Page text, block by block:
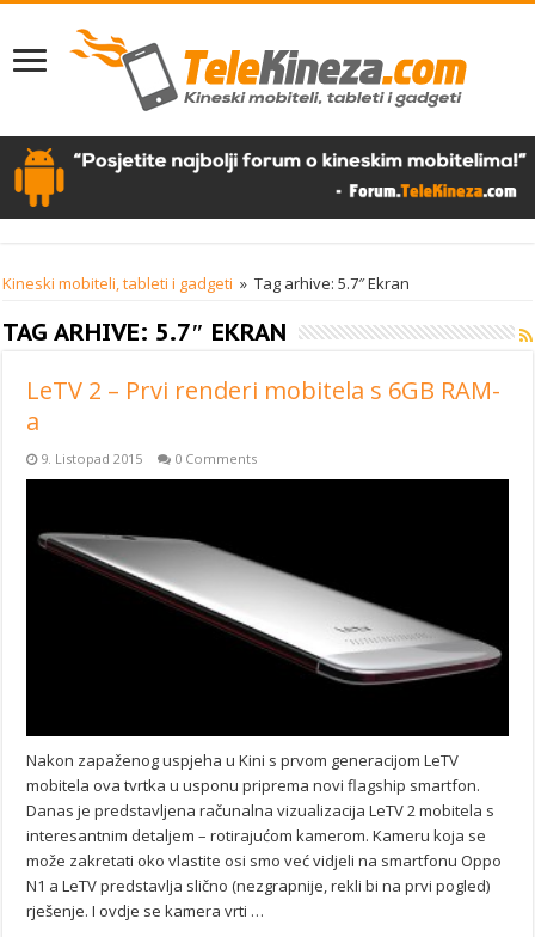
Kineski mobiteli, tableti i gadgeti » Tag arhive: 5.7″ Ekran
TAG ARHIVE: 5.7″ EKRAN
LeTV 2 – Prvi renderi mobitela s 6GB RAM-
a
9. Listopad 2015 0 Comments
Nakon zapaženog uspjeha u Kini s prvom generacijom LeTV
mobitela ova tvrtka u usponu priprema novi flagship smartfon.
Danas je predstavljena računalna vizualizacija LeTV 2 mobitela s
interesantnim detaljem – rotirajućom kamerom. Kameru koja se
može zakretati oko vlastite osi smo već vidjeli na smartfonu Oppo
N1 a LeTV predstavlja slično (nezgrapnije, rekli bi na prvi pogled)
rješenje. I ovdje se kamera vrti …